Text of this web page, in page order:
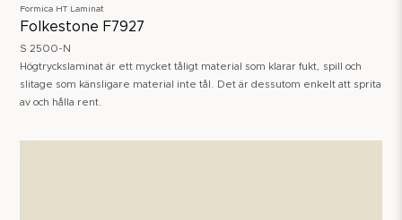
Formica HT Laminat
Folkestone F7927
S 2500-N
Högtryckslaminat är ett mycket tåligt material som klarar fukt, spill och
slitage som känsligare material inte tål. Det är dessutom enkelt att sprita
av och hålla rent.